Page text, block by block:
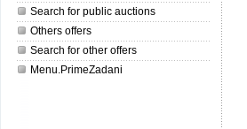
Search for public auctions
Others offers
Search for other offers
Menu.PrimeZadani